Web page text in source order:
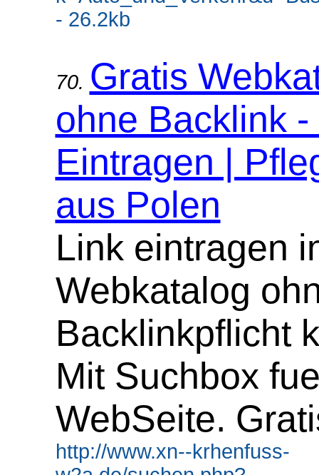
- 26.2kb
70. Gratis
ohne Backlink
Eintragen |
aus Polen
Link eintragen
Webkatalog
Backlinkpflicht
Mit Suchbox
WebSeite.
http://www.xn--krhenfuss-